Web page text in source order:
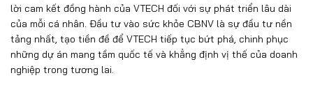
lời cam kết đồng hành của VTECH đối với sự phát triển lâu dài
của mỗi cá nhân. Đầu tư vào sức khỏe CBNV là sự đầu tư nền
tảng nhất, tạo tiền đề để VTECH tiếp tục bứt phá, chinh phục
những dự án mang tầm quốc tế và khẳng định vị thế của doanh
nghiệp trong tương lai.